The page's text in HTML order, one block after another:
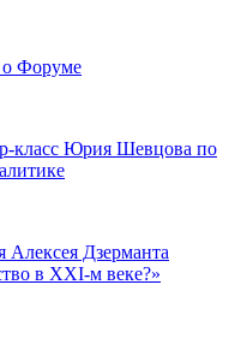
о Форуме
класс Юрия Шевцова по
Алексея Дзерманта
в XXI-м веке?»